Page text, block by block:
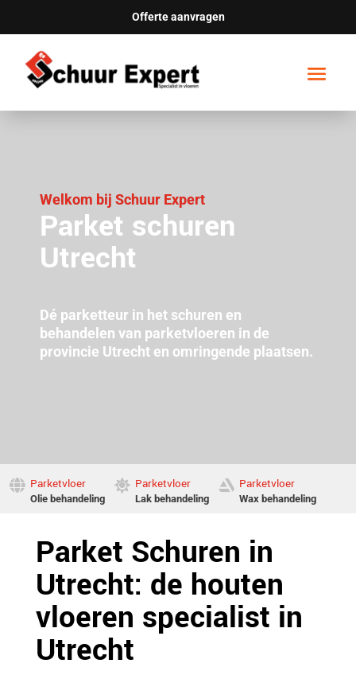
Offerte aanvragen
Welkom bij Schuur Expert
Parket schuren
Utrecht
Dé parketteur in het schuren en
behandelen van parketvloeren in de
provincie Utrecht en omringende plaatsen.
 Parketvloer
Olie behandeling
 Parketvloer
Lak behandeling
 Parketvloer
Wax behandeling
Parket Schuren in
Utrecht: de houten
vloeren specialist in
Utrecht